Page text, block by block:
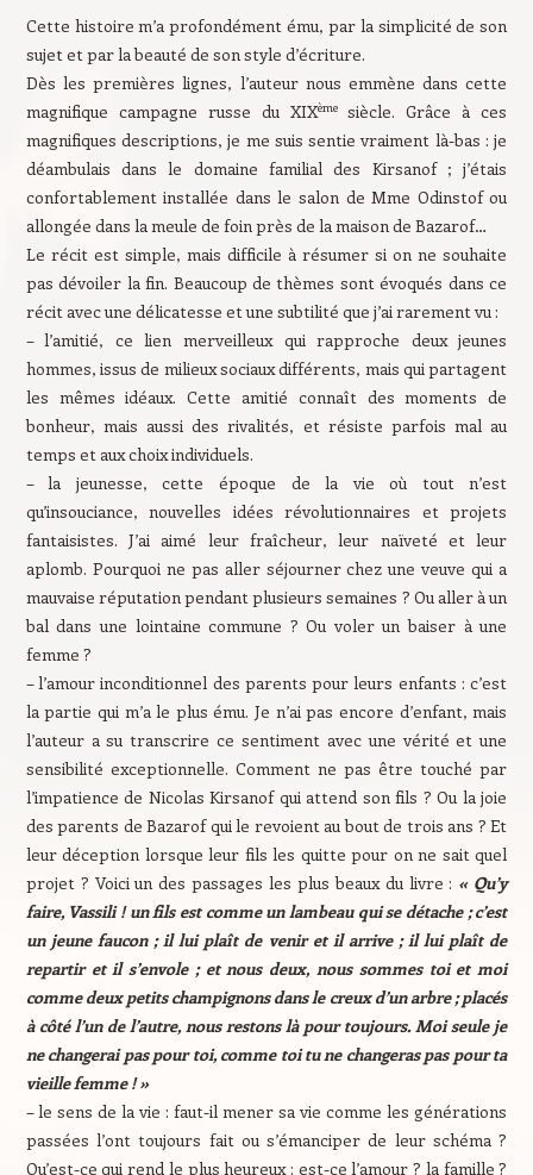
Cette histoire m’a profondément ému, par la simplicité de son
sujet et par la beauté de son style d’écriture.
Dès les premières lignes, l’auteur nous emmène dans cette
magnifique campagne russe du XIXèmesiècle. Grâce à ces
magnifiques descriptions, je me suis sentie vraiment là-bas : je
déambulais dans le domaine familial des Kirsanof ; j’étais
confortablement installée dans le salon de Mme Odinstof ou
allongée dans la meule de foin près de la maison de Bazarof…
Le récit est simple, mais difficile à résumer si on ne souhaite
pas dévoiler la fin. Beaucoup de thèmes sont évoqués dans ce
récit avec une délicatesse et une subtilité que j’ai rarement vu :
– l’amitié, ce lien merveilleux qui rapproche deux jeunes
hommes, issus de milieux sociaux différents, mais qui partagent
les mêmes idéaux. Cette amitié connaît des moments de
bonheur, mais aussi des rivalités, et résiste parfois mal au
temps et aux choix individuels.
– la jeunesse, cette époque de la vie où tout n’est
qu’insouciance, nouvelles idées révolutionnaires et projets
fantaisistes. J’ai aimé leur fraîcheur, leur naïveté et leur
aplomb. Pourquoi ne pas aller séjourner chez une veuve qui a
mauvaise réputation pendant plusieurs semaines ? Ou aller à un
bal dans une lointaine commune ? Ou voler un baiser à une
femme ?
– l’amour inconditionnel des parents pour leurs enfants : c’est
la partie qui m’a le plus ému. Je n’ai pas encore d’enfant, mais
l’auteur a su transcrire ce sentiment avec une vérité et une
sensibilité exceptionnelle. Comment ne pas être touché par
l’impatience de Nicolas Kirsanof qui attend son fils ? Ou la joie
des parents de Bazarof qui le revoient au bout de trois ans ? Et
leur déception lorsque leur fils les quitte pour on ne sait quel
projet ? Voici un des passages les plus beaux du livre : « Qu’y
faire, Vassili ! un fils est comme un lambeau qui se détache ; c’est
un jeune faucon ; il lui plaît de venir et il arrive ; il lui plaît de
repartir et il s’envole ; et nous deux, nous sommes toi et moi
comme deux petits champignons dans le creux d’un arbre ; placés
à côté l’un de l’autre, nous restons là pour toujours. Moi seule je
ne changerai pas pour toi, comme toi tu ne changeras pas pour ta
vieille femme ! »
– le sens de la vie : faut-il mener sa vie comme les générations
passées l’ont toujours fait ou s’émanciper de leur schéma ?
Qu’est-ce qui rend le plus heureux : est-ce l’amour ? la famille ?